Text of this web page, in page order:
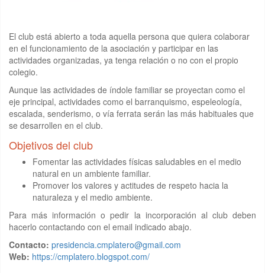
El club está abierto a toda aquella persona que quiera colaborar
en el funcionamiento de la asociación y participar en las
actividades organizadas, ya tenga relación o no con el propio
colegio.
Aunque las actividades de índole familiar se proyectan como el
eje principal, actividades como el barranquismo, espeleología,
escalada, senderismo, o vía ferrata serán las más habituales que
se desarrollen en el club.
Objetivos del club
Fomentar las actividades físicas saludables en el medio
natural en un ambiente familiar.
Promover los valores y actitudes de respeto hacia la
naturaleza y el medio ambiente.
Para más información o pedir la incorporación al club deben
hacerlo contactando con el email indicado abajo.
Contacto: presidencia.cmplatero@gmail.com
Web: https://cmplatero.blogspot.com/